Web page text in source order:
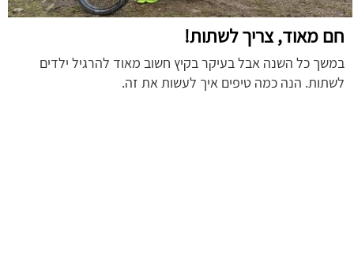
חם מאוד, צריך לשתות!
במשך כל השנה אבל בעיקר בקיץ חשוב מאוד להרגיל ילדים
לשתות. הנה כמה טיפים איך לעשות את זה.